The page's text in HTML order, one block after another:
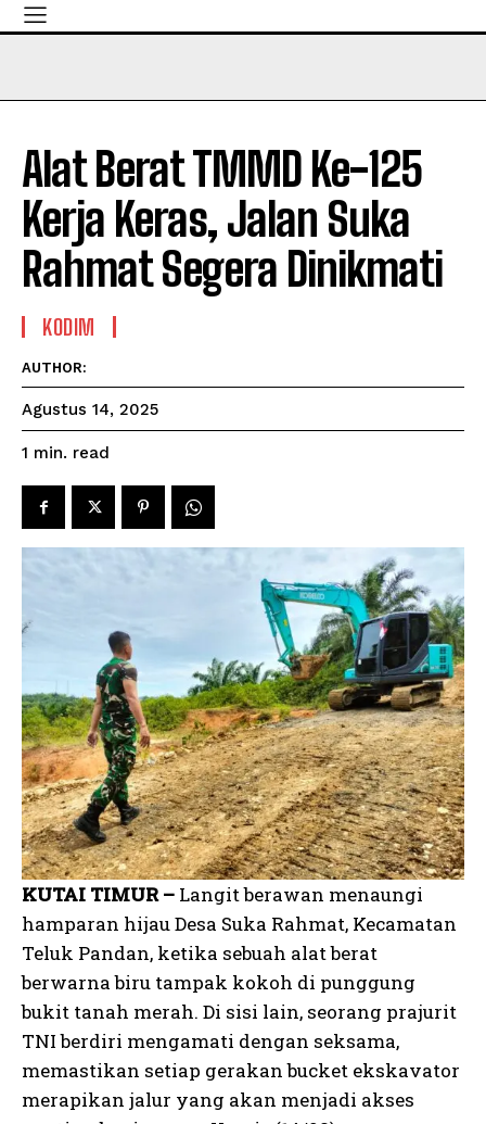
Alat Berat TMMD Ke-125
Kerja Keras, Jalan Suka
Rahmat Segera Dinikmati
KODIM
AUTHOR:
Agustus 14, 2025
1 min. read
KUTAI TIMUR – Langit berawan menaungi
hamparan hijau Desa Suka Rahmat, Kecamatan
Teluk Pandan, ketika sebuah alat berat
berwarna biru tampak kokoh di punggung
bukit tanah merah. Di sisi lain, seorang prajurit
TNI berdiri mengamati dengan seksama,
memastikan setiap gerakan bucket ekskavator
merapikan jalur yang akan menjadi akses